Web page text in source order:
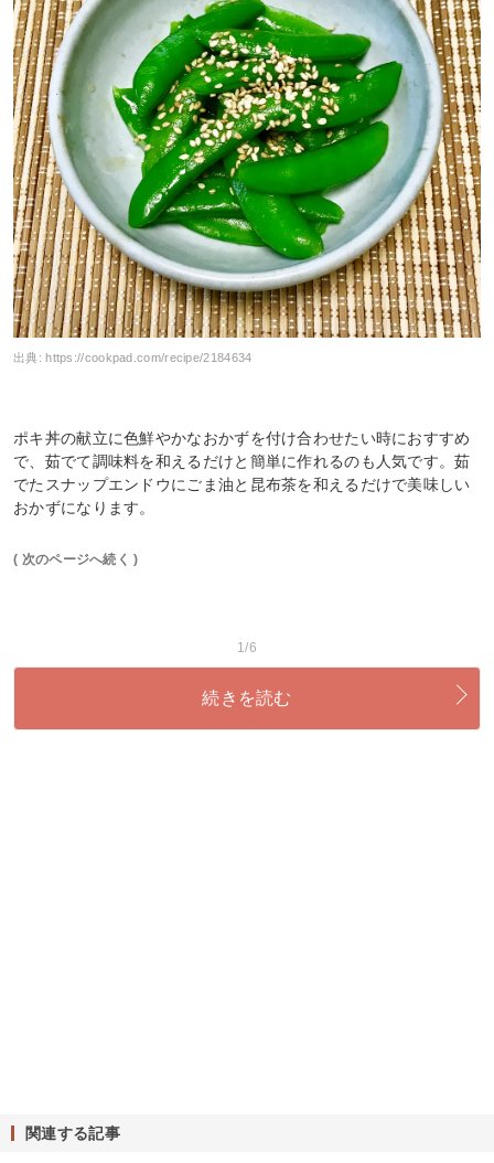
出典:https://cookpad.com/recipe/2184634
ポキ丼の献立に色鮮やかなおかずを付け合わせたい時におすすめ
で、茹でて調味料を和えるだけと簡単に作れるのも人気です。茹
でたスナップエンドウにごま油と昆布茶を和えるだけで美味しい
おかずになります。
( 次のページへ続く )
1/6
続きを読む
関連する記事